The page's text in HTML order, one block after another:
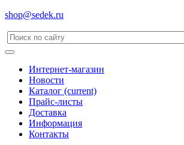
shop@sedek.ru
Интернет-магазин
Новости
Каталог (current)
Прайс-листы
Доставка
Информация
Контакты